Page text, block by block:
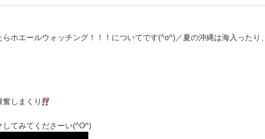
ホエールウォッチング！！！についてです(^o^)／夏の沖縄は海入ったり、
しまくり
てみてくださーい(^O^)